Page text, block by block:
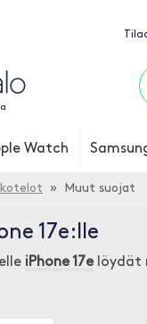
Watch
» Muut suojat
17e:lle
iPhone 17e löydät